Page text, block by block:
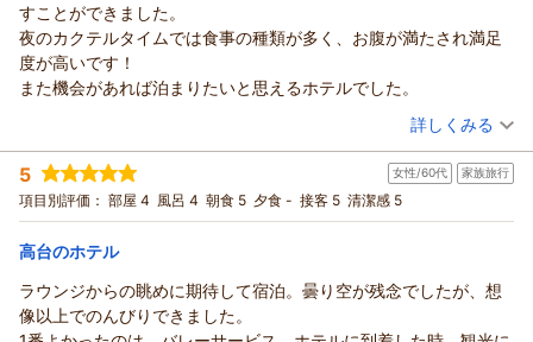
すことができました。
夜のカクテルタイムでは食事の種類が多く、お腹が満たされ満足
度が高いです！
また機会があれば泊まりたいと思えるホテルでした。
（投稿日：2026/05/15）
宿泊時期： 2026年05月宿泊 (夫婦旅行)
投稿者： ゆうこさん
宿泊プラン： 【じゃらんのお得な10日間】30日前限定最大15％OFF！最上
階ラウンジで過ごす大人旅☆朝食ブッフェ付！
ツイン 朝のみ
宿泊価格帯： 11,001～12,000円(大人一人あたり/税込)
詳しくみる
5 女性/60代 家族旅行
項目別評価： 部屋 4 風呂 4 朝食 5 夕食 - 接客 5 清潔感 5
高台のホテル
ラウンジからの眺めに期待して宿泊。曇り空が残念でしたが、想
像以上でのんびりできました。